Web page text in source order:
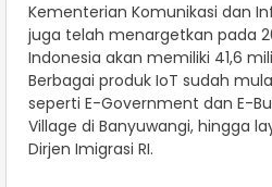
Kementerian Komunikasi dan
juga telah menargetkan pada
Indonesia akan memiliki 41,6
Berbagai produk IoT sudah
seperti E-Government dan E-
Village di Banyuwangi, hingga
Dirjen Imigrasi RI.